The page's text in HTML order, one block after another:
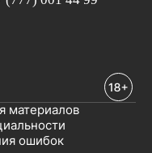
ошибок
материалов